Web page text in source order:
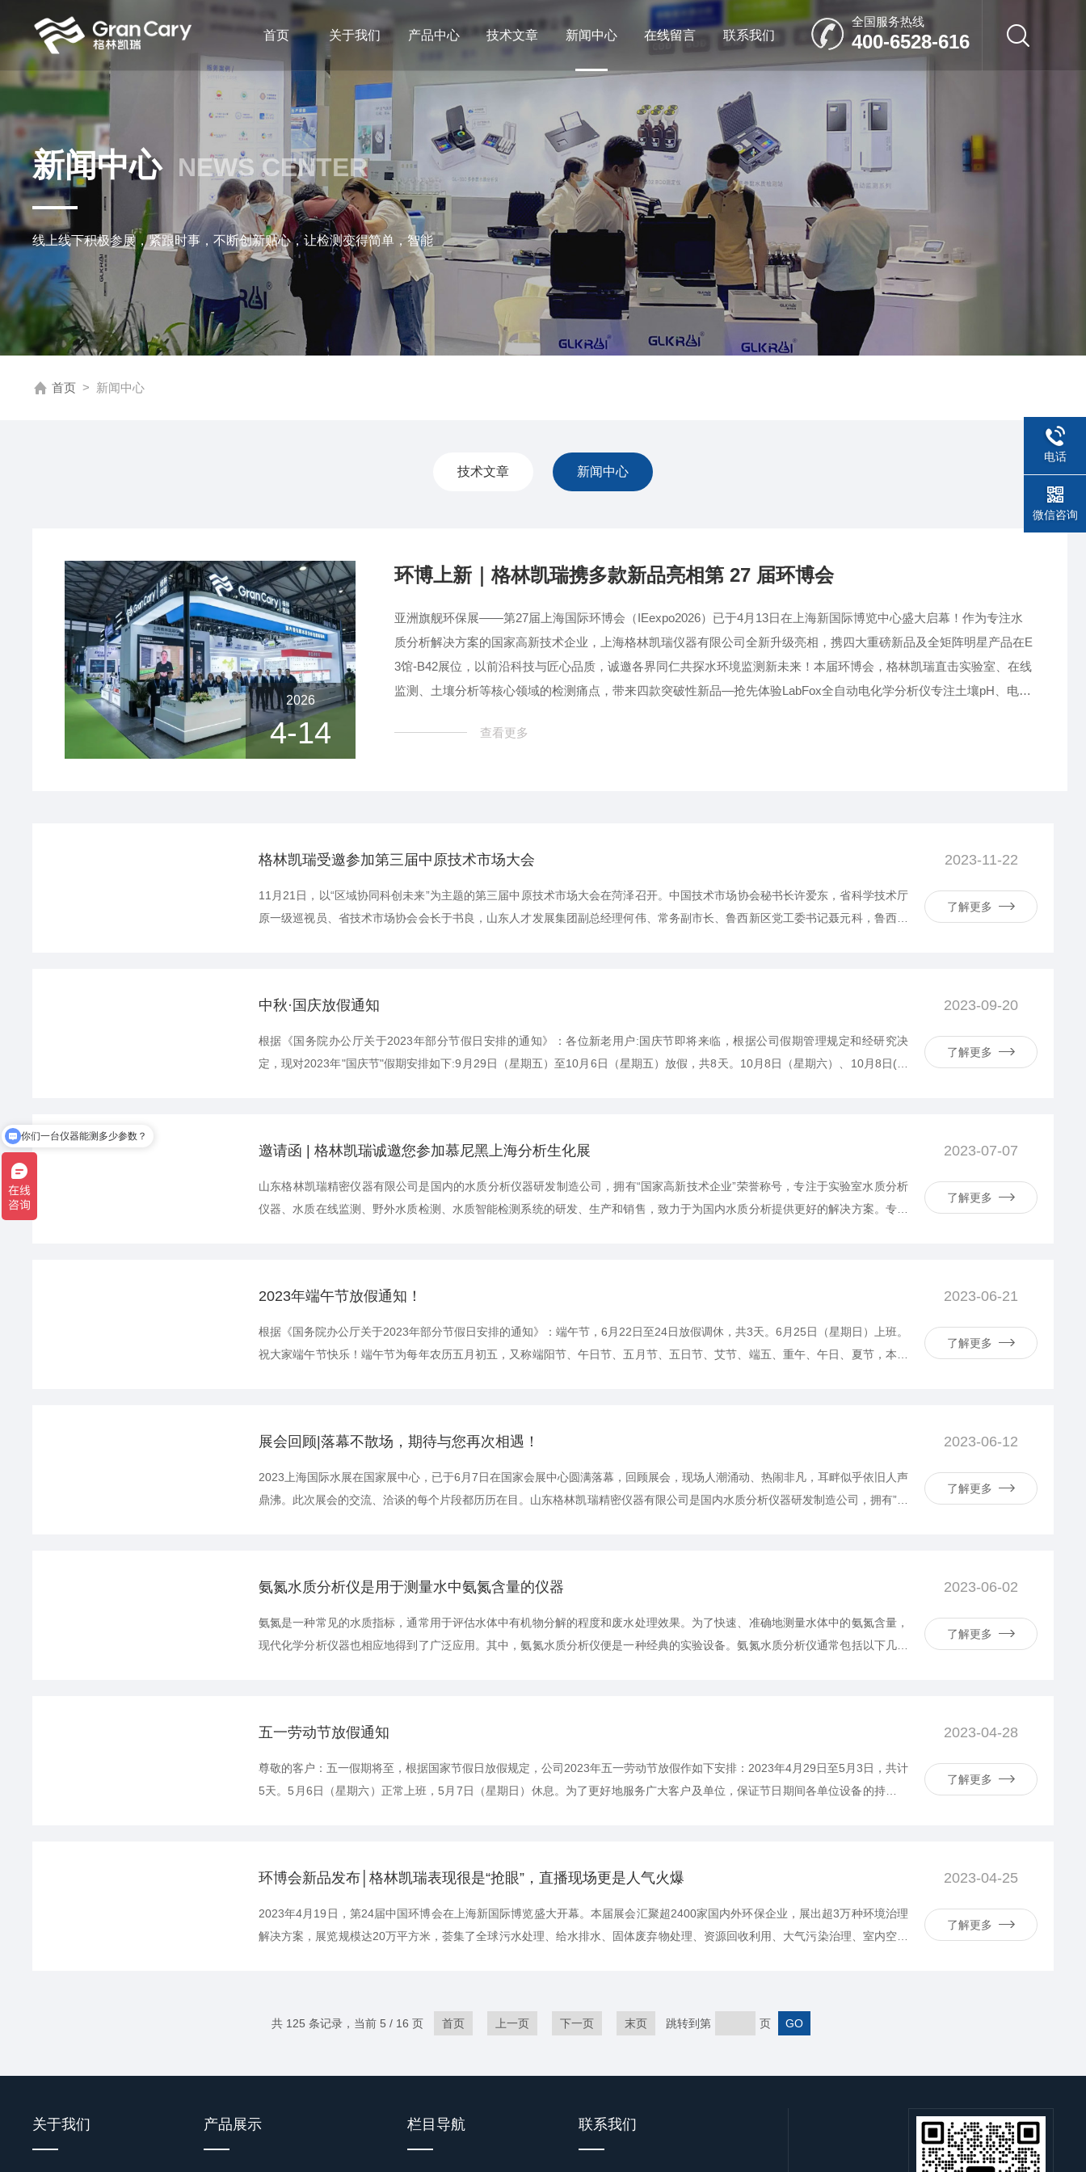
首页 关于我们 产品中心 技术文章 新闻中心 在线留言 联系我们
全国服务热线
400-6528-616
新闻中心 NEWS CENTER
线上线下积极参展，紧跟时事，不断创新贴心，让检测变得简单，智能
首页 > 新闻中心
技术文章 新闻中心
2026
4-14
环博上新｜格林凯瑞携多款新品亮相第 27 届环博会
亚洲旗舰环保展——第27届上海国际环博会（IEexpo2026）已于4月13日在上海新国际博览中心盛大启幕！作为专注水
质分析解决方案的国家高新技术企业，上海格林凯瑞仪器有限公司全新升级亮相，携四大重磅新品及全矩阵明星产品在E
3馆-B42展位，以前沿科技与匠心品质，诚邀各界同仁共探水环境监测新未来！本届环博会，格林凯瑞直击实验室、在线
监测、土壤分析等核心领域的检测痛点，带来四款突破性新品—抢先体验LabFox全自动电化学分析仪专注土壤pH、电导
查看更多
格林凯瑞受邀参加第三届中原技术市场大会 2023-11-22
11月21日，以“区域协同科创未来”为主题的第三届中原技术市场大会在菏泽召开。中国技术市场协会秘书长许爱东，省科学技术厅
原一级巡视员、省技术市场协会会长于书良，山东人才发展集团副总经理何伟、常务副市长、鲁西新区党工委书记聂元科，鲁西新
了解更多
中秋·国庆放假通知 2023-09-20
根据《国务院办公厅关于2023年部分节假日安排的通知》：各位新老用户:国庆节即将来临，根据公司假期管理规定和经研究决
定，现对2023年"国庆节"假期安排如下:9月29日（星期五）至10月6日（星期五）放假，共8天。10月8日（星期六）、10月8日(星
了解更多
邀请函 | 格林凯瑞诚邀您参加慕尼黑上海分析生化展 2023-07-07
山东格林凯瑞精密仪器有限公司是国内的水质分析仪器研发制造公司，拥有“国家高新技术企业”荣誉称号，专注于实验室水质分析
仪器、水质在线监测、野外水质检测、水质智能检测系统的研发、生产和销售，致力于为国内水质分析提供更好的解决方案。专业
了解更多
2023年端午节放假通知！ 2023-06-21
根据《国务院办公厅关于2023年部分节假日安排的通知》：端午节，6月22日至24日放假调休，共3天。6月25日（星期日）上班。
祝大家端午节快乐！端午节为每年农历五月初五，又称端阳节、午日节、五月节、五日节、艾节、端五、重午、午日、夏节，本来
了解更多
展会回顾|落幕不散场，期待与您再次相遇！ 2023-06-12
2023上海国际水展在国家展中心，已于6月7日在国家会展中心圆满落幕，回顾展会，现场人潮涌动、热闹非凡，耳畔似乎依旧人声
鼎沸。此次展会的交流、洽谈的每个片段都历历在目。山东格林凯瑞精密仪器有限公司是国内水质分析仪器研发制造公司，拥有”国
了解更多
氨氮水质分析仪是用于测量水中氨氮含量的仪器 2023-06-02
氨氮是一种常见的水质指标，通常用于评估水体中有机物分解的程度和废水处理效果。为了快速、准确地测量水体中的氨氮含量，
现代化学分析仪器也相应地得到了广泛应用。其中，氨氮水质分析仪便是一种经典的实验设备。氨氮水质分析仪通常包括以下几个
了解更多
五一劳动节放假通知 2023-04-28
尊敬的客户：五一假期将至，根据国家节假日放假规定，公司2023年五一劳动节放假作如下安排：2023年4月29日至5月3日，共计
5天。5月6日（星期六）正常上班，5月7日（星期日）休息。为了更好地服务广大客户及单位，保证节日期间各单位设备的持续稳
了解更多
环博会新品发布│格林凯瑞表现很是“抢眼”，直播现场更是人气火爆 2023-04-25
2023年4月19日，第24届中国环博会在上海新国际博览盛大开幕。本届展会汇聚超2400家国内外环保企业，展出超3万种环境治理
解决方案，展览规模达20万平方米，荟集了全球污水处理、给水排水、固体废弃物处理、资源回收利用、大气污染治理、室内空气
了解更多
共 125 条记录，当前 5 / 16 页 首页 上一页 下一页 末页 跳转到第 页
关于我们 产品展示 栏目导航 联系我们
电话
微信咨询
有优惠活动吗？